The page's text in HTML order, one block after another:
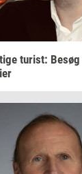
turist: Besøg